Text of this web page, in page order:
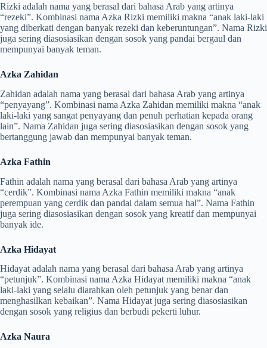
Rizki adalah nama yang berasal dari bahasa Arab yang artinya
“rezeki”. Kombinasi nama Azka Rizki memiliki makna “anak laki-laki
yang diberkati dengan banyak rezeki dan keberuntungan”. Nama Rizki
juga sering diasosiasikan dengan sosok yang pandai bergaul dan
mempunyai banyak teman.
Azka Zahidan
Zahidan adalah nama yang berasal dari bahasa Arab yang artinya
“penyayang”. Kombinasi nama Azka Zahidan memiliki makna “anak
laki-laki yang sangat penyayang dan penuh perhatian kepada orang
lain”. Nama Zahidan juga sering diasosiasikan dengan sosok yang
bertanggung jawab dan mempunyai banyak teman.
Azka Fathin
Fathin adalah nama yang berasal dari bahasa Arab yang artinya
“cerdik”. Kombinasi nama Azka Fathin memiliki makna “anak
perempuan yang cerdik dan pandai dalam semua hal”. Nama Fathin
juga sering diasosiasikan dengan sosok yang kreatif dan mempunyai
banyak ide.
Azka Hidayat
Hidayat adalah nama yang berasal dari bahasa Arab yang artinya
“petunjuk”. Kombinasi nama Azka Hidayat memiliki makna “anak
laki-laki yang selalu diarahkan oleh petunjuk yang benar dan
menghasilkan kebaikan”. Nama Hidayat juga sering diasosiasikan
dengan sosok yang religius dan berbudi pekerti luhur.
Azka Naura